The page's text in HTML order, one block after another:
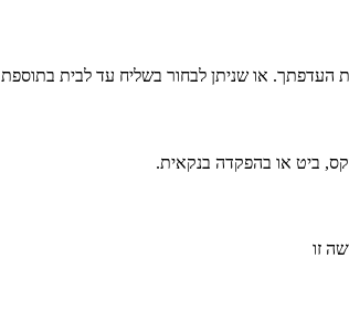
או שניתן לבחור בשליח עד לבית בתוספת 35 ₪